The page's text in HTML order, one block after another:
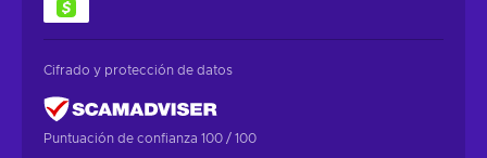
Cifrado y protección de datos
Puntuación de confianza 100 / 100